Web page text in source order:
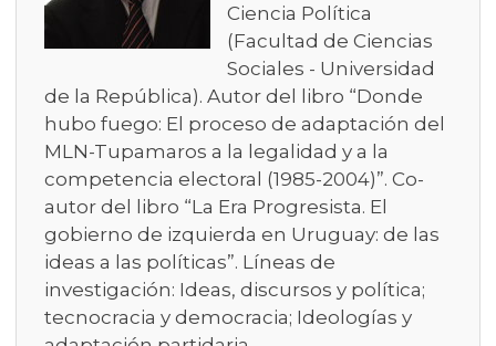
Ciencia Política
(Facultad de Ciencias
Sociales - Universidad
de la República). Autor del libro “Donde
hubo fuego: El proceso de adaptación del
MLN-Tupamaros a la legalidad y a la
competencia electoral (1985-2004)”. Co-
autor del libro “La Era Progresista. El
gobierno de izquierda en Uruguay: de las
ideas a las políticas”. Líneas de
investigación: Ideas, discursos y política;
tecnocracia y democracia; Ideologías y